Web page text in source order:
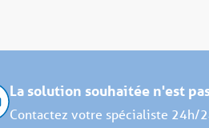
La solution souhaitée n'est
Contactez votre spécialiste 24h/